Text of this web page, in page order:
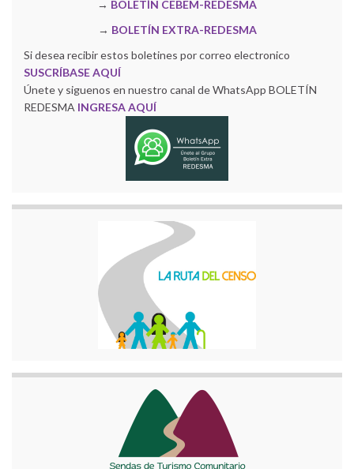
→ BOLETÍN CEBEM-REDESMA
→ BOLETÍN EXTRA-REDESMA
Si desea recibir estos boletines por correo electronico
SUSCRÍBASE AQUÍ
Únete y siguenos en nuestro canal de WhatsApp BOLETÍN
REDESMA INGRESA AQUÍ